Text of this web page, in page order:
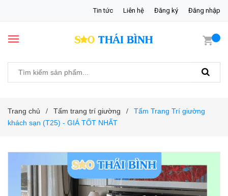
Tin tức Liên hệ Đăng ký Đăng nhập
Trang chủ / Tấm trang trí giường /
Tấm Trang Trí giường
khách sạn (T25) - GIÁ TỐT NHẤT